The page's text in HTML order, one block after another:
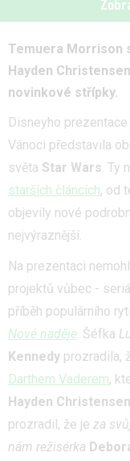
Temuera Morrison
Hayden
novinkové střípky.
Disneyho
Vánoci představila
světa Star Wars. Ty
starších článcích, od
objevily nové
nejvýraznější.
Na prezentaci
projektů vůbec - seriál
příběh populárního
Nové naděje. Šéfka
Kennedy prozradila,
Darthem Vaderem,
Hayden Christensen
prozradil, že je za
nám režisérka